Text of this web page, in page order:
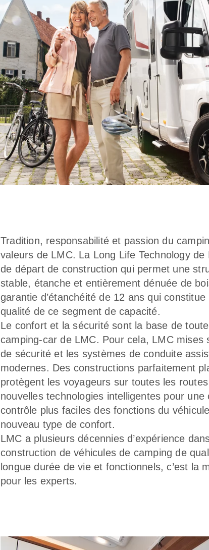
Tradition, responsabilité et passion du
valeurs de LMC. La Long Life Technology de
de départ de construction qui permet une
stable, étanche et entièrement dénuée de
garantie d’étanchéité de 12 ans qui
qualité de ce segment de capacité.
Le confort et la sécurité sont la base de
camping-car de LMC. Pour cela, LMC mises
de sécurité et les systèmes de conduite
modernes. Des constructions parfaitement
protègent les voyageurs sur toutes les
nouvelles technologies intelligentes pour une
contrôle plus faciles des fonctions du
nouveau type de confort.
LMC a plusieurs décennies d’expérience
construction de véhicules de camping de
longue durée de vie et fonctionnels, c’est la
pour les experts.